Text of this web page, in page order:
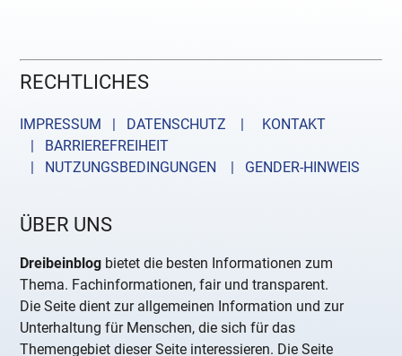
RECHTLICHES
IMPRESSUM | DATENSCHUTZ |
KONTAKT
| BARRIEREFREIHEIT
| NUTZUNGSBEDINGUNGEN
| GENDER-HINWEIS
ÜBER UNS
Dreibeinblog bietet die besten Informationen zum
Thema. Fachinformationen, fair und transparent.
Die Seite dient zur allgemeinen Information und zur
Unterhaltung für Menschen, die sich für das
Themengebiet dieser Seite interessieren. Die Seite